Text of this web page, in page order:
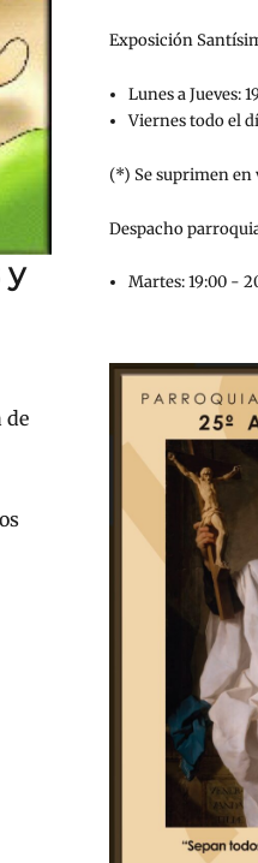
y
de
Exposición
Lunes a Jueves:
Viernes todo el
(*) Se suprimen en
Despacho
Martes: 19:00 -